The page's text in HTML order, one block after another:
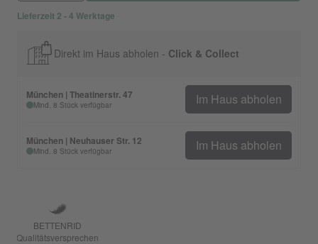
Lieferzeit 2 - 4 Werktage
Direkt im Haus abholen - Click & Collect
München | Theatinerstr. 47
Mind. 8 Stück verfügbar Im Haus abholen
München | Neuhauser Str. 12
Mind. 8 Stück verfügbar Im Haus abholen
BETTENRID
Qualitätsversprechen